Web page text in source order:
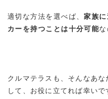
適切な方法を選べば、家族
カーを持つことは十分可能な
クルマテラスも、そんなあ
して、お役に立てれば幸いで